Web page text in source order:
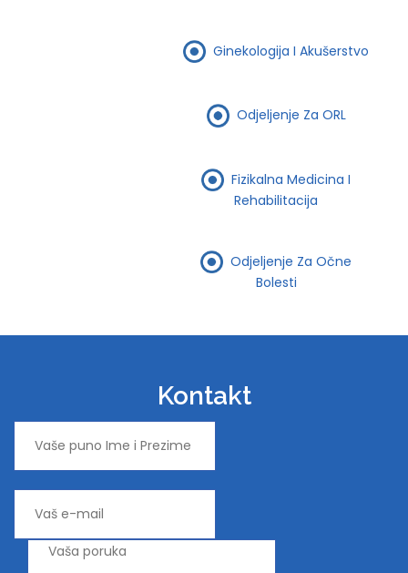
Ginekologija I Akušerstvo
Odjeljenje Za ORL
Fizikalna Medicina I
Rehabilitacija
Odjeljenje Za Očne
Bolesti
Kontakt